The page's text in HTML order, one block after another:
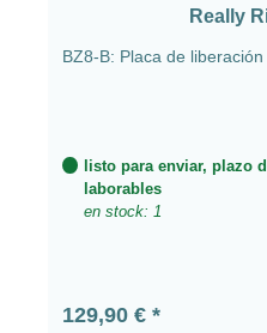
Really
BZ8-B: Placa de
listo para enviar, plazo
laborables
en stock: 1
Precio normal:
129,90 €